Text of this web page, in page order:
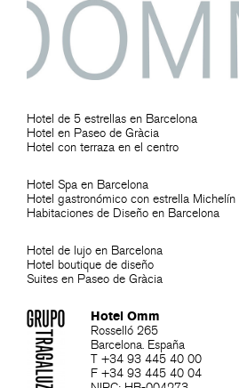
Hotel de 5 estrellas en Barcelona
Hotel en Paseo de Gràcia
Hotel con terraza en el centro
Hotel Spa en Barcelona
Hotel gastronómico con estrella Michelín
Habitaciones de Diseño en Barcelona
Hotel de lujo en Barcelona
Hotel boutique de diseño
Suites en Paseo de Gràcia
Hotel Omm
Rosselló 265
Barcelona. España
T +34 93 445 40 00
F +34 93 445 40 04